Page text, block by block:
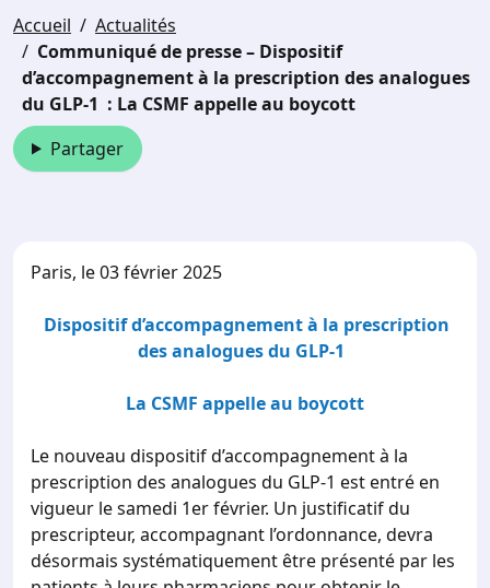
Accueil
Actualités
Communiqué de presse – Dispositif
d’accompagnement à la prescription des analogues
du GLP-1 : La CSMF appelle au boycott
Partager
Paris, le 03 février 2025
Dispositif d’accompagnement à la prescription
des analogues du GLP-1
La CSMF appelle au boycott
Le nouveau dispositif d’accompagnement à la
prescription des analogues du GLP-1 est entré en
vigueur le samedi 1er février. Un justificatif du
prescripteur, accompagnant l’ordonnance, devra
désormais systématiquement être présenté par les